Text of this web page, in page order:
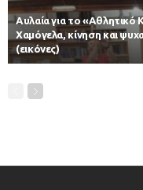
Αυλαία για το «Αθλητικό
Χαμόγελα, κίνηση και
(εικόνες)